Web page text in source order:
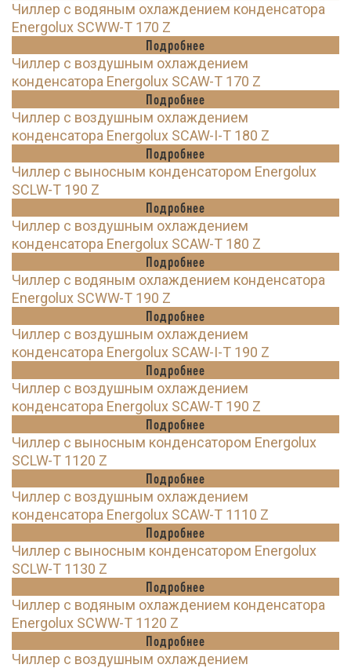
Чиллер с водяным охлаждением конденсатора
Energolux SCWW-T 170 Z
Подробнее
Чиллер с воздушным охлаждением
конденсатора Energolux SCAW-T 170 Z
Подробнее
Чиллер с воздушным охлаждением
конденсатора Energolux SCAW-I-T 180 Z
Подробнее
Чиллер с выносным конденсатором Energolux
SCLW-T 190 Z
Подробнее
Чиллер с воздушным охлаждением
конденсатора Energolux SCAW-T 180 Z
Подробнее
Чиллер с водяным охлаждением конденсатора
Energolux SCWW-T 190 Z
Подробнее
Чиллер с воздушным охлаждением
конденсатора Energolux SCAW-I-T 190 Z
Подробнее
Чиллер с воздушным охлаждением
конденсатора Energolux SCAW-T 190 Z
Подробнее
Чиллер с выносным конденсатором Energolux
SCLW-T 1120 Z
Подробнее
Чиллер с воздушным охлаждением
конденсатора Energolux SCAW-T 1110 Z
Подробнее
Чиллер с выносным конденсатором Energolux
SCLW-T 1130 Z
Подробнее
Чиллер с водяным охлаждением конденсатора
Energolux SCWW-T 1120 Z
Подробнее
Чиллер с воздушным охлаждением